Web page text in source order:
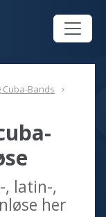
Cuba-Bands
, latin-,
her